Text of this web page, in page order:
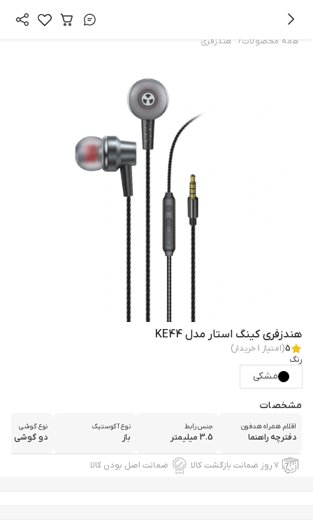
همه محصولات/ هندزفری
هندزفری کینگ استار مدل KE44
5(امتیاز 1خریدار)
رنگ
مشکی
مشخصات
اقلام همراه هدفون
دفترچه راهنما
جنس رابط
3.5 میلیمتر
نوع آکوستیک
باز
نوع گوشی
دو گوشی
۷ روز ضمانت بازگشت کالا ضمانت اصل بودن کالا